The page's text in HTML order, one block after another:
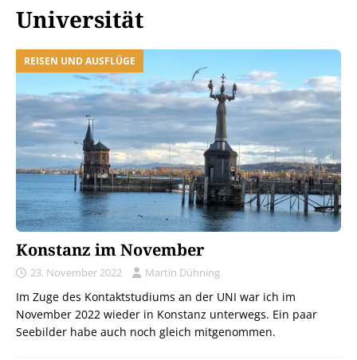
Universität
REISEN UND AUSFLÜGE
Konstanz im November
23. November 2022 Martin Dühning
Im Zuge des Kontaktstudiums an der UNI war ich im
November 2022 wieder in Konstanz unterwegs. Ein paar
Seebilder habe auch noch gleich mitgenommen.